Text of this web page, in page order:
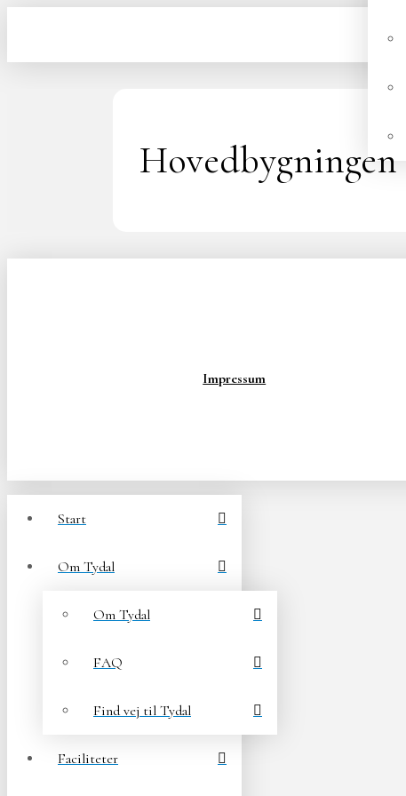
Hovedbygningen
Impressum
Start
Om Tydal
Om Tydal
FAQ
Find vej til Tydal
Faciliteter